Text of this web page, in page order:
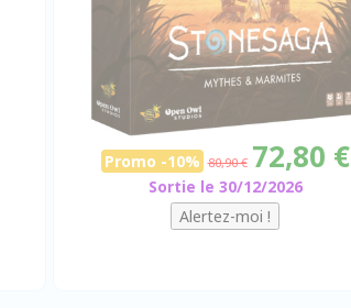
Promo -10% 80,90 € 72,80 €
Sortie le 30/12/2026